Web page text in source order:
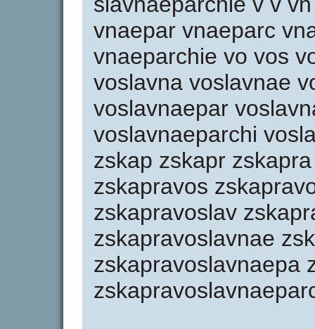
vnaepar vnaeparc
vnaeparchie vo vos
voslavna voslavnae
voslavnaepar
voslavnaeparchi
zskap zskapr
zskapravos
zskapravoslav
zskapravoslavnae
zskapravoslavnaepa